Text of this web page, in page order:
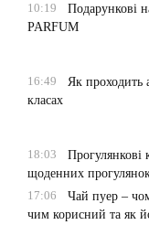
10:19
Подарункові
PARFUM
16:49
Як проходить
класах
18:03
Прогулянкові
щоденних
17:06
Чай пуер –
чим корисний та як